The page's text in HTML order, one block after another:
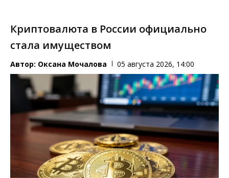
Криптовалюта в России официально
стала имуществом
Автор: Оксана Мочалова 05 августа 2026, 14:00